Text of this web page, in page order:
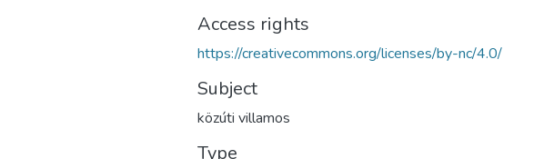
Access rights
https://creativecommons.org/licenses/by-nc/4.0/
Subject
közúti villamos
Type